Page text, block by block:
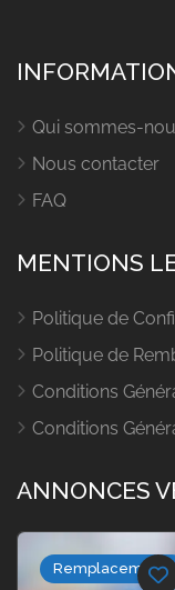
Qui sommes-
Nous contacter
FAQ
MENTIONS
Politique de
Politique de
Conditions
Conditions
ANNONCES
Remplacements